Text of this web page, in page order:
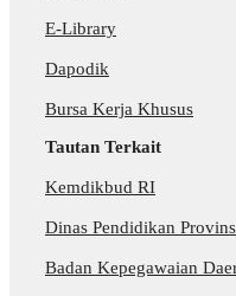
E-Library
Dapodik
Bursa Kerja Khusus
Tautan Terkait
Kemdikbud RI
Dinas Pendidikan
Badan Kepegawaian